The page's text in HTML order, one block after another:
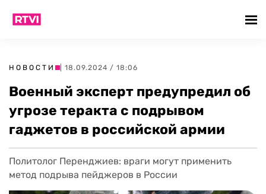
НОВОСТИ | 18.09.2024 / 18:06
Военный эксперт предупредил об
угрозе теракта с подрывом
гаджетов в российской армии
Политолог Перенджиев: враги могут применить
метод подрыва пейджеров в России